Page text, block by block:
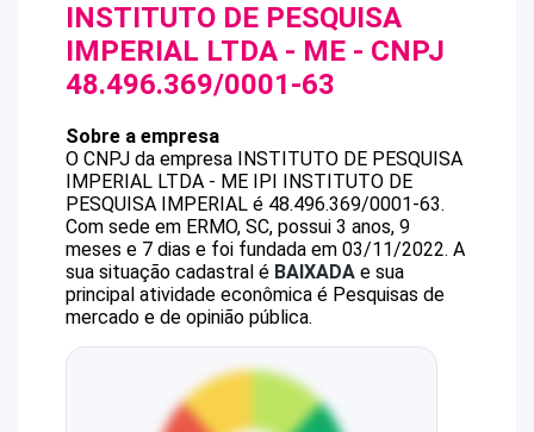
INSTITUTO DE PESQUISA
IMPERIAL LTDA - ME - CNPJ
48.496.369/0001-63
Sobre a empresa
O CNPJ da empresa INSTITUTO DE PESQUISA
IMPERIAL LTDA - ME IPI INSTITUTO DE
PESQUISA IMPERIAL é 48.496.369/0001-63.
Com sede em ERMO, SC, possui 3 anos, 9
meses e 7 dias e foi fundada em 03/11/2022. A
sua situação cadastral é BAIXADA e sua
principal atividade econômica é Pesquisas de
mercado e de opinião pública.